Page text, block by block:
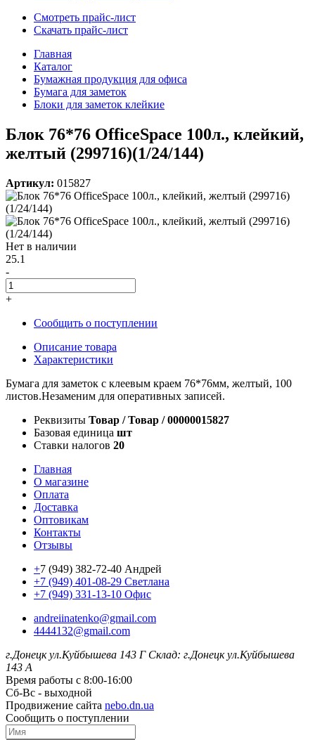
Смотреть прайс-лист
Скачать прайс-лист
Главная
Каталог
Бумажная продукция для офиса
Бумага для заметок
Блоки для заметок клейкие
Блок 76*76 OfficeSpace 100л., клейкий,
желтый (299716)(1/24/144)
Артикул: 015827
Нет в наличии
25.1
-
+
Сообщить о поступлении
Описание товара
Характеристики
Бумага для заметок с клеевым краем 76*76мм, желтый, 100
листов.Незаменим для оперативных записей.
Реквизиты Товар / Товар / 00000015827
Базовая единица шт
Ставки налогов 20
Главная
О магазине
Оплата
Доставка
Оптовикам
Контакты
Отзывы
+7 (949) 382-72-40 Андрей
+7 (949) 401-08-29 Светлана
+7 (949) 331-13-10 Офис
andreiinatenko@gmail.com
4444132@gmail.com
г.Донецк ул.Куйбышева 143 Г Склад: г.Донецк ул.Куйбышева
143 А
Время работы с 8:00-16:00
Сб-Вс - выходной
Продвижение сайта nebo.dn.ua
Сообщить о поступлении